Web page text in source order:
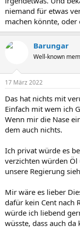
niemand für etwas
machen könnte, oder
Barungar
Well-known
17 März 2022
Das hat nichts mit
Einfach mit wem ich
Wenn mir die Nase
dem auch nichts.
Ich privat würde es
verzichten würden Öl
unsere Regierung
Mir wäre es lieber
dafür kein Cent nach
würde ich liebend
wüsste, dass auch da